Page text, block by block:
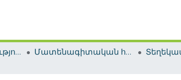
ՀԱԳ հրատարակություններ / NLA Publications Մատենագիտական հրատարակություններ / Bibliographic publications